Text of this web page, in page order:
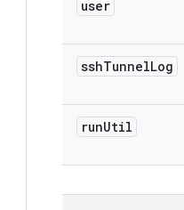
user
sshTunnelLog
runUtil